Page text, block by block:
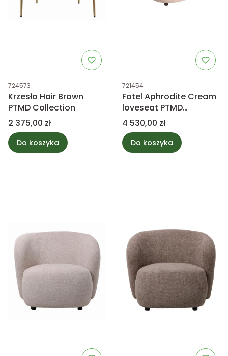
Kod produktu
724573
Krzesło Hair Brown
PTMD Collection
Cena
2 375,00 zł
Do koszyka
Kod produktu
721454
Fotel Aphrodite Cream
loveseat PTMD
Collection
Cena
4 530,00 zł
Do koszyka